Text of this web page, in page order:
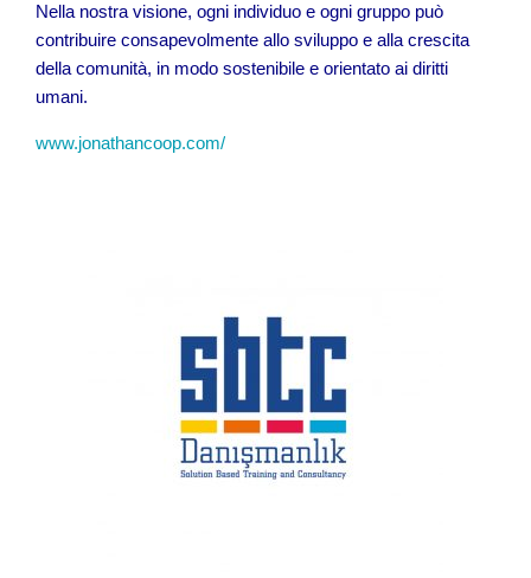
Nella nostra visione, ogni individuo e ogni gruppo può
contribuire consapevolmente allo sviluppo e alla crescita
della comunità, in modo sostenibile e orientato ai diritti
umani.
www.jonathancoop.com/